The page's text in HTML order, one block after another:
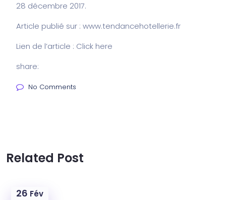
28 décembre 2017.
Article publié sur : www.tendancehotellerie.fr
Lien de l’article : Click here
share:
No Comments
Related Post
26 Fév